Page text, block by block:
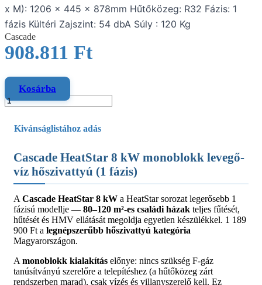
x M): 1206 x 445 x 878mm Hűtőközeg: R32 Fázis: 1
fázis Kültéri Zajszint: 54 dbA Súly : 120 Kg
Cascade
908.811 Ft
Kosárba
Kivánságlistához adás
Cascade HeatStar 8 kW monoblokk levegő-
víz hőszivattyú (1 fázis)
A Cascade HeatStar 8 kW a HeatStar sorozat legerősebb 1
fázisú modellje — 80–120 m²-es családi házak teljes fűtését,
hűtését és HMV ellátását megoldja egyetlen készülékkel. 1 189
900 Ft a legnépszerűbb hőszivattyú kategória
Magyarországon.
A monoblokk kialakítás előnye: nincs szükség F-gáz
tanúsítványú szerelőre a telepítéshez (a hűtőközeg zárt
rendszerben marad), csak vízés és villanyszerelő kell. Ez